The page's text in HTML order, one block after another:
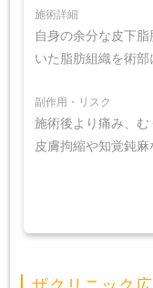
施術詳細
自身の余分な皮下
いた脂肪組織を術
副作用・リスク
施術後より痛み、む
皮膚拘縮や知覚鈍